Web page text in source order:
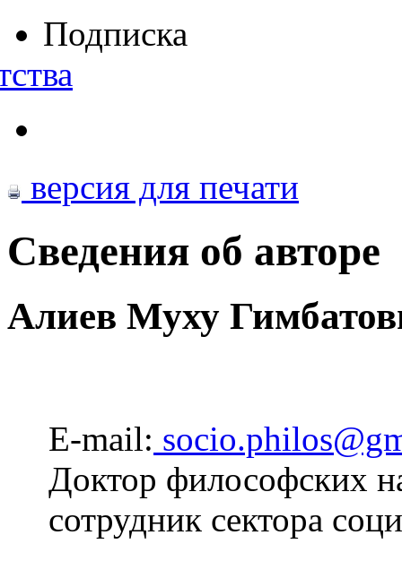
Подписка
версия для печати
Сведения об авторе
Алиев Муху
E-mail:
Доктор философских
сотрудник сектора